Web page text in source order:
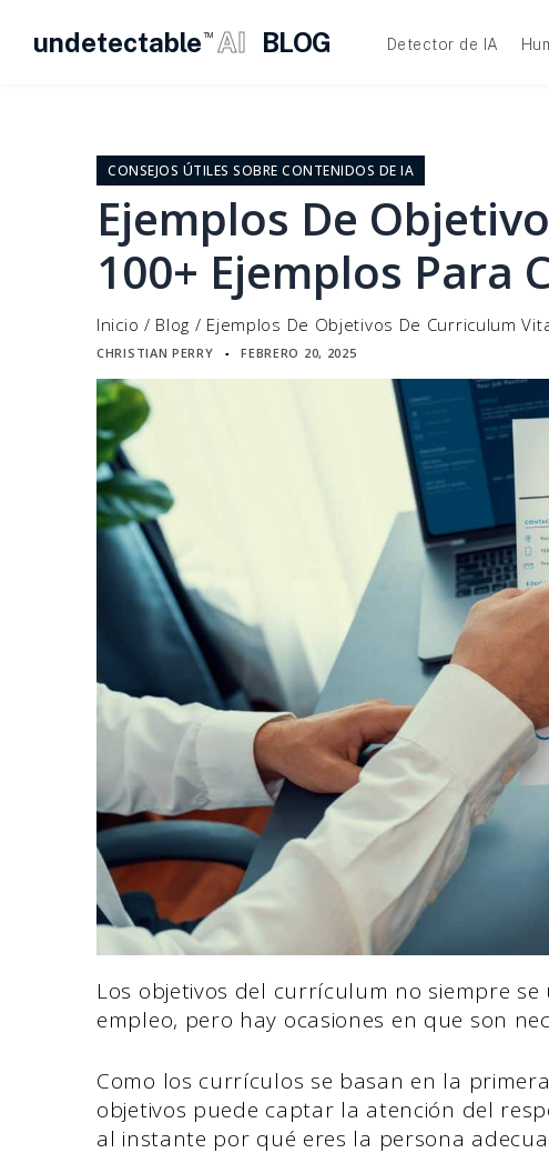
undetectable TM AI BLOG Detector de IA
contenido CONSEJOS ÚTILES SOBRE CONTENIDOS DE IA
Ejemplos De
100+ Ejemplos Para
Inicio / Blog / Ejemplos De Objetivos De Curriculum
CHRISTIAN PERRY ▪ FEBRERO 20, 2025
Los objetivos del currículum no siempre
empleo, pero hay ocasiones en que son
Como los currículos se basan en la
objetivos puede captar la atención del
al instante por qué eres la persona